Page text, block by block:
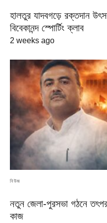
হালতুর যাদবগড়ে রক্তদান
বিবেকানন্দ স্পোর্টিং ক্লাব
2 weeks ago
নিউজ
নতুন জেলা-পুরসভা গঠনে
কাজ